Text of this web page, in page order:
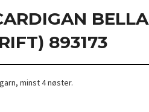
BELLA
893173
minst 4 nøster.